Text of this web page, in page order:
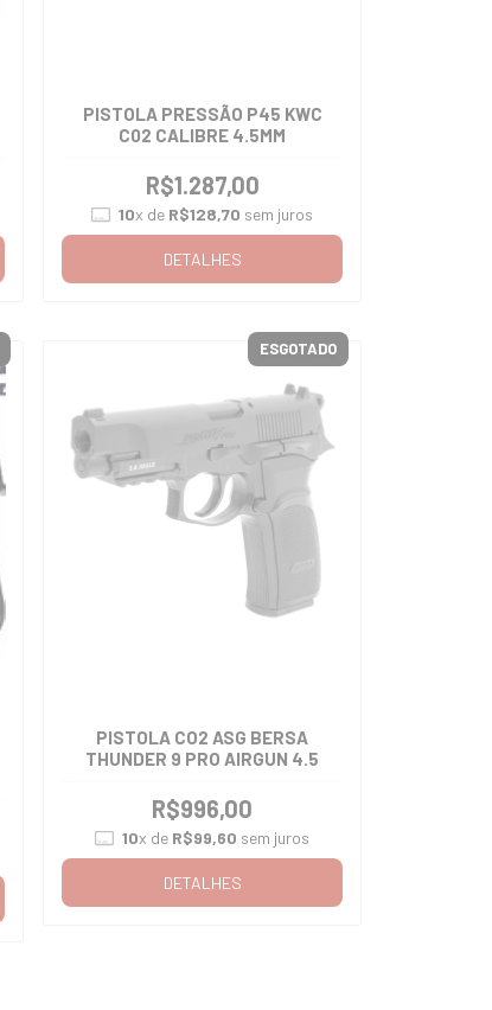
PISTOLA PRESSÃO P45 KWC
C02 CALIBRE 4.5MM
R$1.287,00
10x de R$128,70 sem juros
DETALHES
ESGOTADO
PISTOLA CO2 ASG BERSA
THUNDER 9 PRO AIRGUN 4.5
R$996,00
10x de R$99,60 sem juros
DETALHES